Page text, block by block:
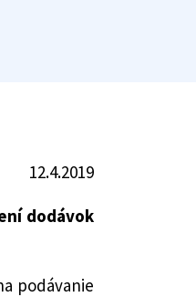
12.4.2019
dodávok
podávanie